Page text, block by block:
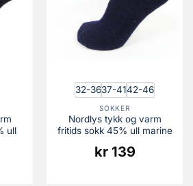
ull
32-3637-4142-46
SOKKER
Nordlys tykk og varm
fritids sokk 45% ull marine
kr139